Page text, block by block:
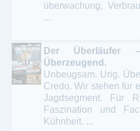
überwachung,
...
Der Überläufer
Überzeugend.
Unbeugsam. Urig.
Credo. Wir stehen für
Jagdsegment. Für
Faszination und
Kühnheit. ...